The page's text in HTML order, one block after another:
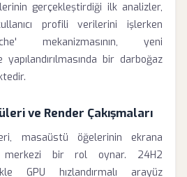
gerçekleştirdiği ilk analizler,
profili verilerini işlerken
mekanizmasının, yeni
bir darboğaz
ve Render Çakışmaları
masaüstü öğelerinin ekrana
merkezi bir rol oynar. 24H2
GPU hızlandırmalı arayüz